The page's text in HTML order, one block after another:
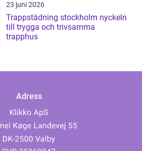
23 juni 2026
Trappstädning stockholm nyckeln
till trygga och trivsamma
trapphus
Adress